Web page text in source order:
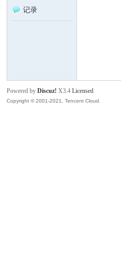
记录
Powered byDiscuz! X3.4 Licensed
Copyright © 2001-2021, Tencent Cloud.